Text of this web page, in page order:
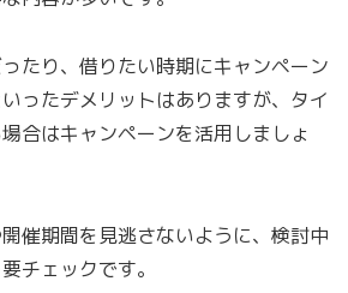
たり、借りたい時期にキャンペーン
ったデメリットはありますが、タイ
合はキャンペーンを活用しましょ
催期間を見逃さないように、検討中
チェックです。